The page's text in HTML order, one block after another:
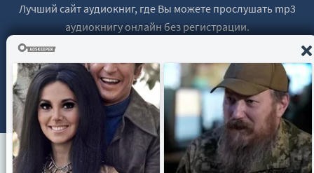
Лучший сайт аудиокниг, где Вы можете прослушать mp3
аудиокнигу онлайн без регистрации.
© 2021 - 2026 booksaudio-online.com Все права защищены.